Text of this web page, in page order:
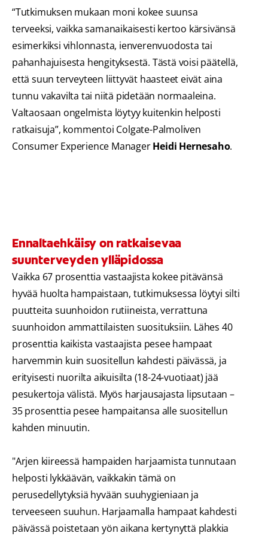
“Tutkimuksen mukaan moni kokee suunsa
terveeksi, vaikka samanaikaisesti kertoo kärsivänsä
esimerkiksi vihlonnasta, ienverenvuodosta tai
pahanhajuisesta hengityksestä. Tästä voisi päätellä,
että suun terveyteen liittyvät haasteet eivät aina
tunnu vakavilta tai niitä pidetään normaaleina.
Valtaosaan ongelmista löytyy kuitenkin helposti
ratkaisuja”, kommentoi Colgate-Palmoliven
Consumer Experience ManagerHeidi Hernesaho.
Ennaltaehkäisy on ratkaisevaa
suunterveyden ylläpidossa
Vaikka 67 prosenttia vastaajista kokee pitävänsä
hyvää huolta hampaistaan, tutkimuksessa löytyi silti
puutteita suunhoidon rutiineista, verrattuna
suunhoidon ammattilaisten suosituksiin. Lähes 40
prosenttia kaikista vastaajista pesee hampaat
harvemmin kuin suositellun kahdesti päivässä, ja
erityisesti nuorilta aikuisilta (18-24-vuotiaat) jää
pesukertoja välistä. Myös harjausajasta lipsutaan –
35 prosenttia pesee hampaitansa alle suositellun
kahden minuutin.
"Arjen kiireessä hampaiden harjaamista tunnutaan
helposti lykkäävän, vaikkakin tämä on
perusedellytyksiä hyvään suuhygieniaan ja
terveeseen suuhun. Harjaamalla hampaat kahdesti
päivässä poistetaan yön aikana kertynyttä plakkia